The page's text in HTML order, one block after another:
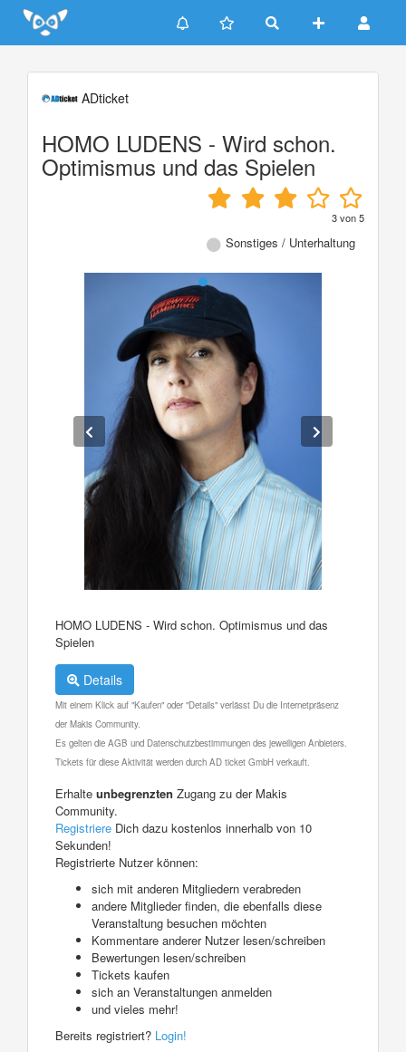
Update cookies preferences
ADticket
HOMO LUDENS - Wird schon.
Optimismus und das Spielen
3von5
Sonstiges / Unterhaltung
HOMO LUDENS - Wird schon. Optimismus und das
Spielen
Details
Mit einem Klick auf "Kaufen" oder "Details" verlässt Du die Internetpräsenz
der Makis Community.
Es gelten die AGB und Datenschutzbestimmungen des jeweiligen Anbieters.
Tickets für diese Aktivität werden durch AD ticket GmbH verkauft.
Erhalte unbegrenzten Zugang zu der Makis
Community.
Registriere Dich dazu kostenlos innerhalb von 10
Sekunden!
Registrierte Nutzer können:
sich mit anderen Mitgliedern verabreden
andere Mitglieder finden, die ebenfalls diese
Veranstaltung besuchen möchten
Kommentare anderer Nutzer lesen/schreiben
Bewertungen lesen/schreiben
Tickets kaufen
sich an Veranstaltungen anmelden
und vieles mehr!
Bereits registriert? Login!